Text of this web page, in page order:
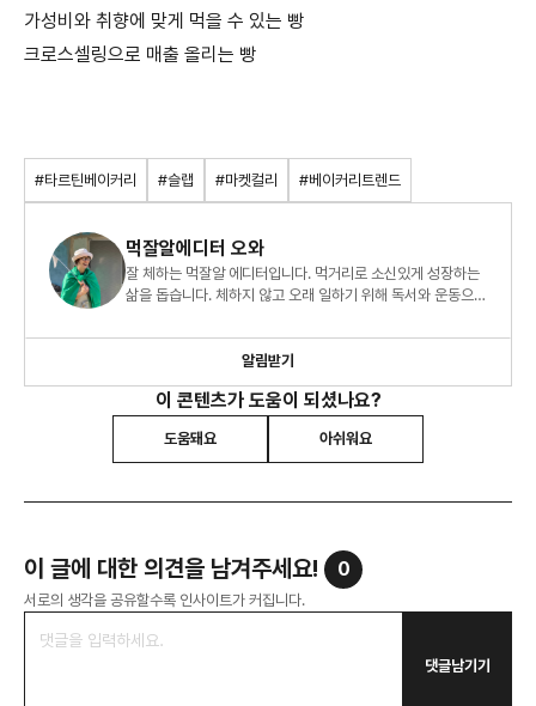
가성비와 취향에 맞게 먹을 수 있는 빵
크로스셀링으로 매출 올리는 빵
#타르틴베이커리 #슬랩 #마켓컬리 #베이커리트렌드
먹잘알에디터 오와
잘 체하는 먹잘알 에디터입니다. 먹거리로 소신있게 성장하는
삶을 돕습니다. 체하지 않고 오래 일하기 위해 독서와 운동으로
알림받기
이 콘텐츠가 도움이 되셨나요?
도움돼요 아쉬워요
이 글에 대한 의견을 남겨주세요! 0
서로의 생각을 공유할수록 인사이트가 커집니다.
댓글남기기